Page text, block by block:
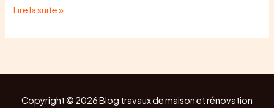
Lire la suite »
Copyright © 2026 Blog travaux de maison et rénovation